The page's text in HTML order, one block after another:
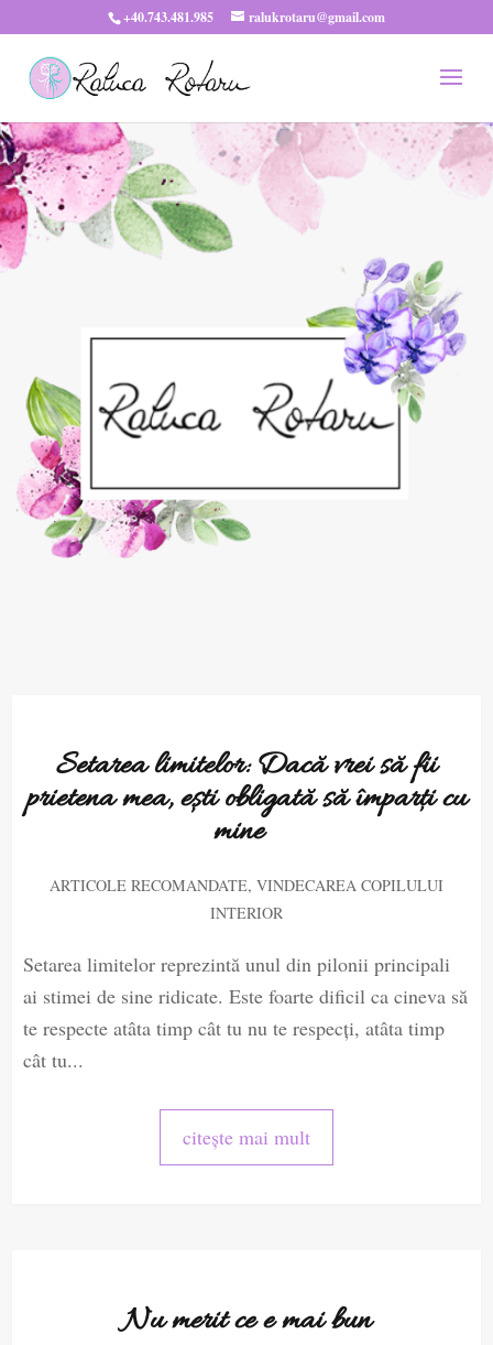
+40.743.481.985 ralukrotaru@gmail.com
Setarea limitelor: Dacă vrei să fii
prietena mea, ești obligată să împarți cu
mine
ARTICOLE RECOMANDATE, VINDECAREA COPILULUI
INTERIOR
Setarea limitelor reprezintă unul din pilonii principali
ai stimei de sine ridicate. Este foarte dificil ca cineva să
te respecte atâta timp cât tu nu te respecți, atâta timp
cât tu...
citește mai mult
Nu merit ce e mai bun